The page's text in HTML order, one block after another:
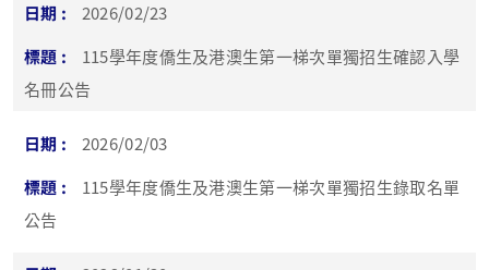
2026/02/23
115學年度僑生及港澳生第一梯次單獨招生確認入學
名冊公告
2026/02/03
115學年度僑生及港澳生第一梯次單獨招生錄取名單
公告